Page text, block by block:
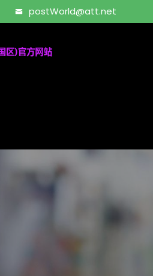
postWorld@att.net